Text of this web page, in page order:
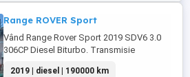
Range ROVER Sport
Vând Range Rover Sport 2019 SDV6 3.0
306CP Diesel Biturbo. Transmisie
PNEUMATICA - 5 Moduri OffRoad 4x4 mic
2019 | diesel | 190000 km